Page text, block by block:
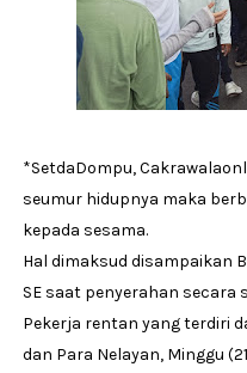
*SetdaDompu,
seumur hidupnya maka
kepada sesama.
Hal dimaksud disampaikan
SE saat penyerahan secara
Pekerja rentan yang terdiri
dan Para Nelayan, Minggu